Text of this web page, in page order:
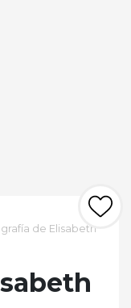
de Elisabeth